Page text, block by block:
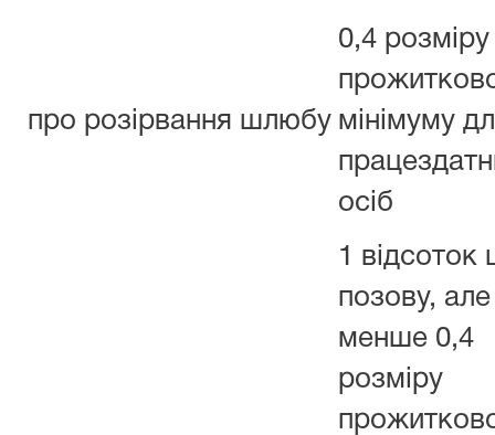
про розірвання шлюбу
0,4 розміру
мінімуму
осіб
1 відсоток
позову,
менше 0,4
розміру